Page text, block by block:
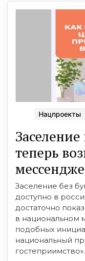
Нацпроекты
теперь
Заселение без
доступно в
достаточно
в национальном
подобных
национальный
гостеприимство».